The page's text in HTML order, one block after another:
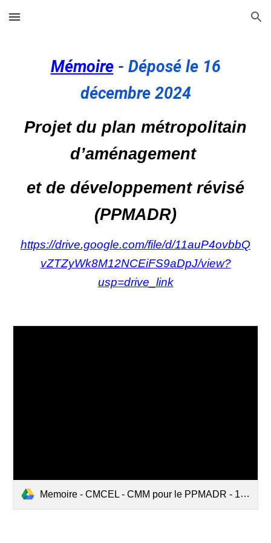
Skip to main content Skip to navigation
Mémoire- Déposé le 16
décembre 2024
Projet du plan métropolitain
d’aménagement
et de développement révisé
(PPMADR)
https://drive.google.com/file/d/11auP4ovbbQ
vZTZyWk8M12NCEiFS9aDpJ/view?
usp=drive_link
Memoire - CMCEL - CMM pour le PPMADR - 16 decembre 2024.pdf